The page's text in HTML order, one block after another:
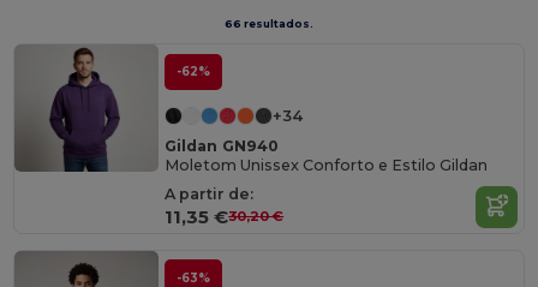
66 resultados.
-62%
+34
Gildan GN940
Moletom Unissex Conforto e Estilo Gildan
A partir de:
11,35 €30,20 €
-63%